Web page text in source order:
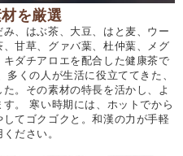
を厳選
、はぶ茶、大豆、はと麦、ウー
甘草、グァバ葉、杜仲葉、メグ
ダチアロエを配合した健康茶で
くの人が生活に役立ててきた、
。その素材の特長を活かし、よ
。 寒い時期には、ホットでから
てゴクゴクと。和漢の力が手軽
ださい。